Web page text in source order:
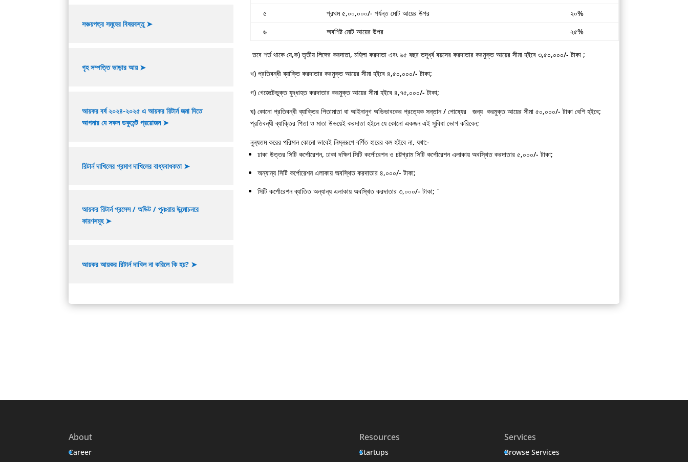
সঞ্চয়পত্র সমূহের বিষয়বস্তু ➤
গৃহ সম্পত্তি ভাড়ার আয় ➤
আয়কর বর্ষ ২০২৪-২০২৫ এ আয়কর রিটার্ন জমা দিতে
আপনার যে সকল ডকুমেন্ট প্রয়োজন ➤
রিটার্ন দাখিলের প্রমাণ দাখিলের বাধ্যবাধকতা ➤
আয়কর রিটার্ন প্রসেস / অডিট / পুনঃরায় উন্মোচনরে
কারণসমূহ ➤
আয়কর আয়কর রিটার্ন দাখিল না করিলে কি হয়? ➤
৫
প্রথম ৫,০০,০০০/- পর্যন্ত মোট আয়ের উপর
২০%
৬
অবশিষ্ট মোট আয়ের উপর ২৫%
তবে শর্ত থাকে যে,ক) তৃতীয় লিঙ্গের করদাতা, মহিলা করদাতা এবং ৬৫ বছর তদূর্ধ্ব বয়সের করদাতার করমুক্ত আয়ের সীমা হইবে ৩,৫০,০০০/- টাকা ;
খ) প্রতিবন্ধী ব্যাক্তি করদাতার করমুক্ত আয়ের সীমা হইবে ৪,৫০,০০০/- টাকা;
গ) গেজেটেভুক্ত যুদ্ধাহত করদাতার করমুক্ত আয়ের সীমা হইবে ৪,৭৫,০০০/- টাকা;
ঘ) কোনো প্রতিবন্ধী ব্যাক্তির পিতামাতা বা আইনানুগ অভিভাবকের প্রত্যেক সন্তান / পোষ্যের জন্য করমুক্ত আয়ের সীমা ৫০,০০০/- টাকা বেশি হইবে;
প্রতিবন্ধী ব্যাক্তির পিতা ও মাতা উভয়েই করদাতা হইলে যে কোনো একজন এই সুবিধা ভোগ করিবেন;
নুন্যতম করের পরিমান কোনো ভাবেই নিম্নরূপে বর্ণিত হারের কম হইবে না, যথা:-
ঢাকা উত্তর সিটি কর্পোরেশন, ঢাকা দক্ষিণ সিটি কর্পোরেশন ও চট্টগ্রাম সিটি কর্পোরেশন এলাকায় অবস্থিত করদাতার ৫,০০০/- টাকা;
অন্যান্য সিটি কর্পোরেশন এলাকায় অবস্থিত করদাতার ৪,০০০/- টাকা;
সিটি কর্পোরেশন ব্যাতিত অন্যান্য এলাকায় অবস্থিত করদাতার ৩,০০০/- টাকা; `
About
Career
Resources
Startups
Services
Browse Services